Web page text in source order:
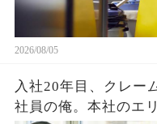
2026/08/05
入社20年目、クレー
社員の俺。本社のエ